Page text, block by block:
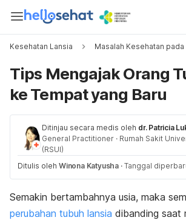
Kesehatan Lansia Masalah Kesehatan pada
Tips Mengajak Orang
ke Tempat yang Baru
Ditinjau secara medis oleh dr. Patricia
General Practitioner · Rumah Sakit
(RSUI)
Ditulis oleh Winona Katyusha · Tanggal
Semakin bertambahnya usia, maka
perubahan tubuh lansia dibanding saat